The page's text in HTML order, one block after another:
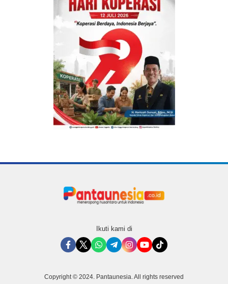
Ikuti kami di
Copyright © 2024. Pantaunesia. All rights reserved